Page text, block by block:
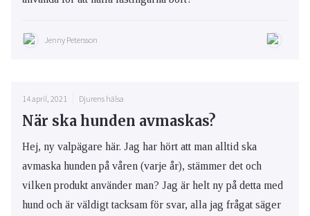
Jenny Petersson
14 april, 2021 Djurens hälsa
När ska hunden avmaskas?
Hej, ny valpägare här. Jag har hört att man alltid ska
avmaska hunden på våren (varje år), stämmer det och
vilken produkt använder man? Jag är helt ny på detta med
hund och är väldigt tacksam för svar, alla jag frågat säger